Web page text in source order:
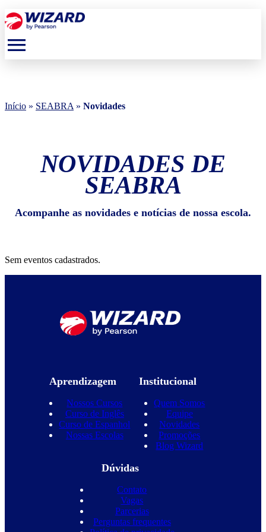
menu
Início » SEABRA » Novidades
NOVIDADES DE
SEABRA
Acompanhe as novidades e notícias de nossa escola.
Sem eventos cadastrados.
Aprendizagem
Nossos Cursos
Curso de Inglês
Curso de Espanhol
Nossas Escolas
Institucional
Quem Somos
Equipe
Novidades
Promoções
Blog Wizard
Dúvidas
Contato
Vagas
Parcerias
Perguntas frequentes